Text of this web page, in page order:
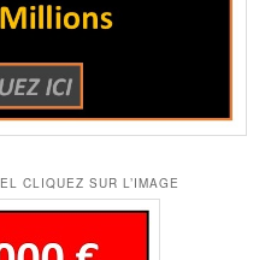
CLIQUEZ SUR L’IMAGE